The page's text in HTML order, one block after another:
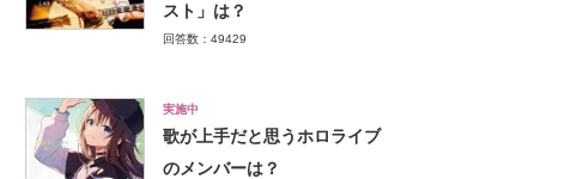
スト」は？
回答数：49429
実施中
歌が上手だと思うホロライブ
のメンバーは？